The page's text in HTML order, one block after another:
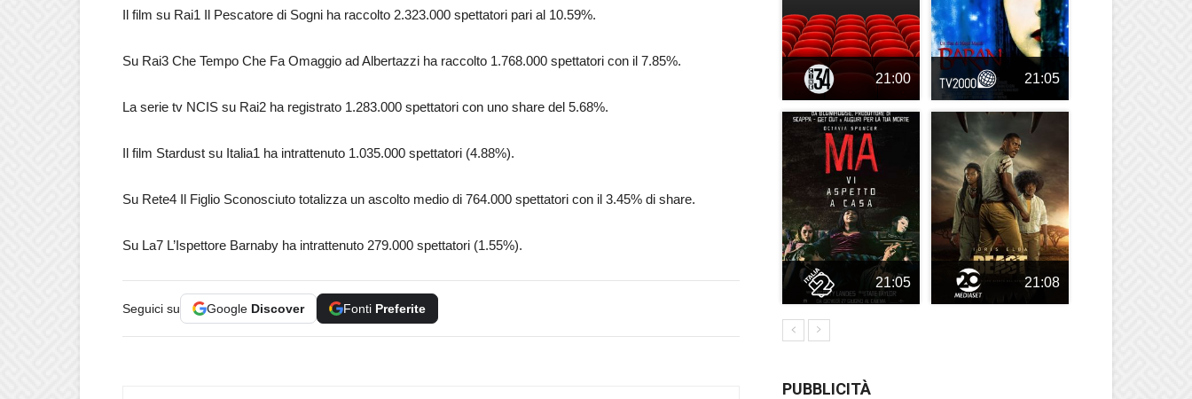
Il film su Rai1 Il Pescatore di Sogni ha raccolto 2.323.000 spettatori pari al 10.59%.
Su Rai3 Che Tempo Che Fa Omaggio ad Albertazzi ha raccolto 1.768.000 spettatori con il 7.85%.
La serie tv NCIS su Rai2 ha registrato 1.283.000 spettatori con uno share del 5.68%.
Il film Stardust su Italia1 ha intrattenuto 1.035.000 spettatori (4.88%).
Su Rete4 Il Figlio Sconosciuto totalizza un ascolto medio di 764.000 spettatori con il 3.45% di share.
Su La7 L’Ispettore Barnaby ha intrattenuto 279.000 spettatori (1.55%).
Seguici su Google Discover Fonti Preferite
21:00 21:05
21:05 21:08
PUBBLICITÀ